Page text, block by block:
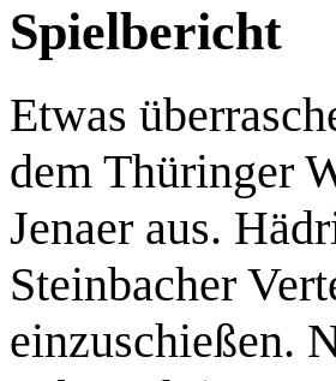
Spielbericht
Etwas
dem Thüringer
Jenaer aus.
Steinbacher
einzuschießen.